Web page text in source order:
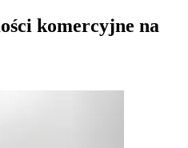
komercyjne na